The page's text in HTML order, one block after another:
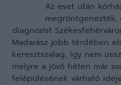
Az eset után
diagnózist
Madarász jobb térdében
keresztszalag, így nem
melyre a jövő héten már
felépülésének várható